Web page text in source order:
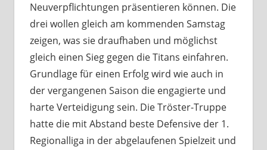
Neuverpflichtungen präsentieren können. Die
drei wollen gleich am kommenden Samstag
zeigen, was sie draufhaben und möglichst
gleich einen Sieg gegen die Titans einfahren.
Grundlage für einen Erfolg wird wie auch in
der vergangenen Saison die engagierte und
harte Verteidigung sein. Die Tröster-Truppe
hatte die mit Abstand beste Defensive der 1.
Regionalliga in der abgelaufenen Spielzeit und